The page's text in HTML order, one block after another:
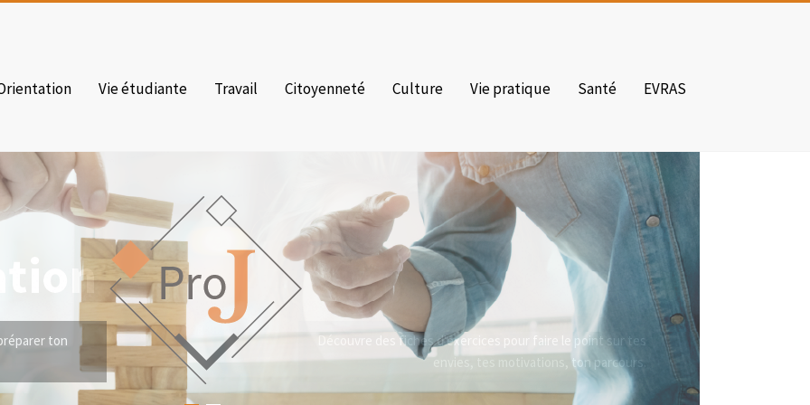
Vie étudiante Travail Citoyenneté Culture Vie pratique Santé EVRAS
Découvre des fiches d'exercices pour faire le point sur tes
envies, tes motivations, ton parcours.